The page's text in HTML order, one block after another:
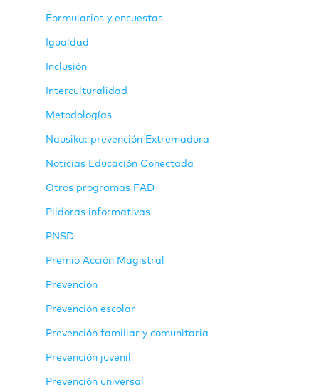
Formularios y encuestas
Igualdad
Inclusión
Interculturalidad
Metodologías
Nausika: prevención Extremadura
Noticias Educación Conectada
Otros programas FAD
Pildoras informativas
PNSD
Premio Acción Magistral
Prevención
Prevención escolar
Prevención familiar y comunitaria
Prevención juvenil
Prevención universal